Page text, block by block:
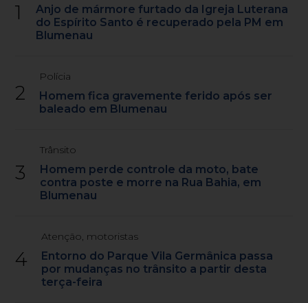
1
Anjo de mármore furtado da Igreja Luterana
do Espírito Santo é recuperado pela PM em
Blumenau
2
Polícia
Homem fica gravemente ferido após ser
baleado em Blumenau
3
Trânsito
Homem perde controle da moto, bate
contra poste e morre na Rua Bahia, em
Blumenau
4
Atenção, motoristas
Entorno do Parque Vila Germânica passa
por mudanças no trânsito a partir desta
terça-feira